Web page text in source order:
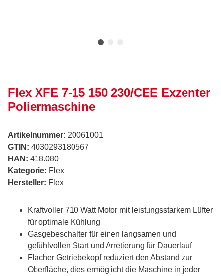
Flex XFE 7-15 150 230/CEE Exzenter
Poliermaschine
Artikelnummer: 20061001
GTIN: 4030293180567
HAN: 418.080
Kategorie: Flex
Hersteller: Flex
Kraftvoller 710 Watt Motor mit leistungsstarkem Lüfter
für optimale Kühlung
Gasgebeschalter für einen langsamen und
gefühlvollen Start und Arretierung für Dauerlauf
Flacher Getriebekopf reduziert den Abstand zur
Oberfläche, dies ermöglicht die Maschine in jeder